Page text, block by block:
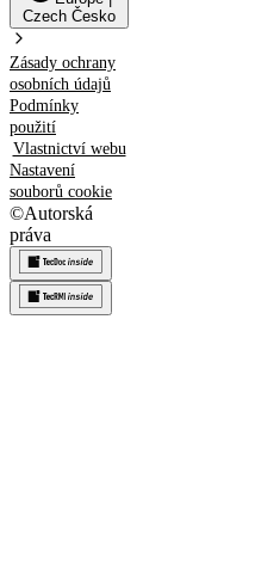
Czech Česko
Zásady ochrany
osobních údajů
Podmínky
použití
Vlastnictví webu
Nastavení
souborů cookie
©Autorská
práva